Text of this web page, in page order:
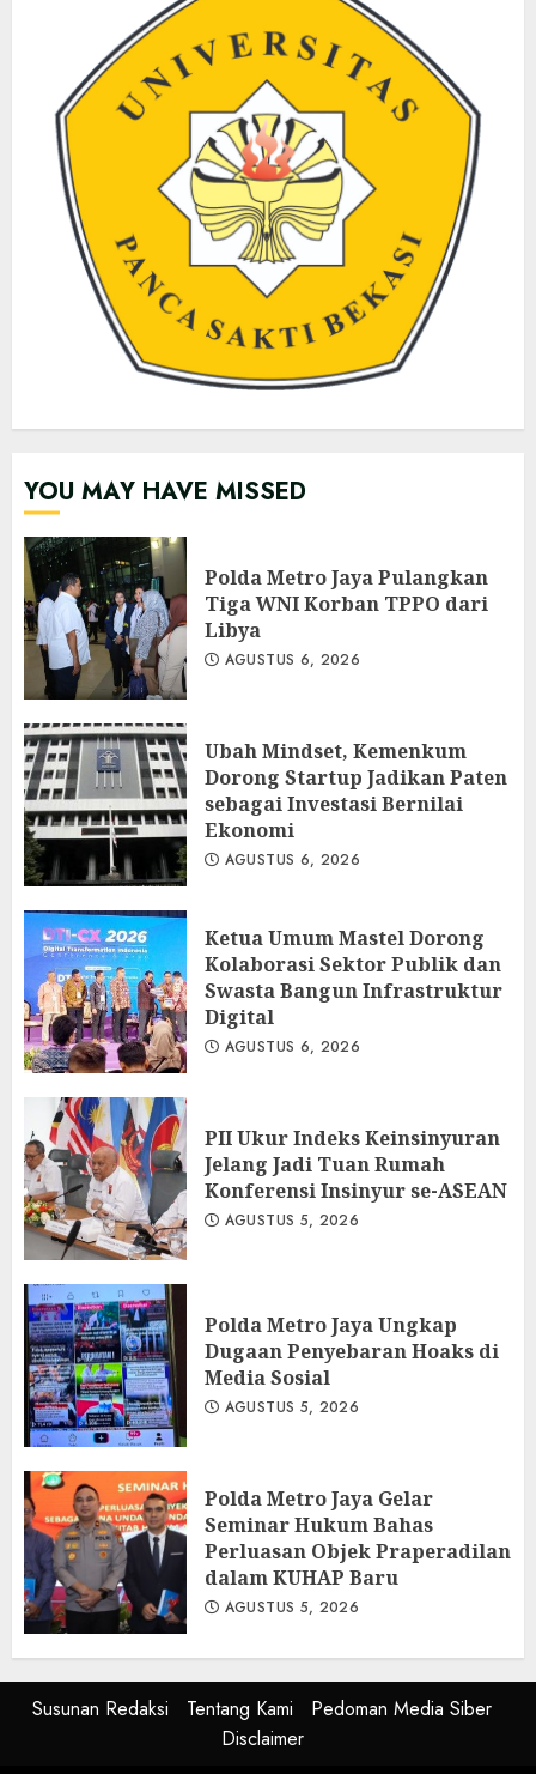
YOU MAY HAVE MISSED
Polda Metro Jaya Pulangkan
Tiga WNI Korban TPPO dari
Libya
AGUSTUS 6, 2026
Ubah Mindset, Kemenkum
Dorong Startup Jadikan Paten
sebagai Investasi Bernilai
Ekonomi
AGUSTUS 6, 2026
Ketua Umum Mastel Dorong
Kolaborasi Sektor Publik dan
Swasta Bangun Infrastruktur
Digital
AGUSTUS 6, 2026
PII Ukur Indeks Keinsinyuran
Jelang Jadi Tuan Rumah
Konferensi Insinyur se-ASEAN
AGUSTUS 5, 2026
Polda Metro Jaya Ungkap
Dugaan Penyebaran Hoaks di
Media Sosial
AGUSTUS 5, 2026
Polda Metro Jaya Gelar
Seminar Hukum Bahas
Perluasan Objek Praperadilan
dalam KUHAP Baru
AGUSTUS 5, 2026
Susunan Redaksi Tentang Kami
Pedoman Media Siber
Disclaimer